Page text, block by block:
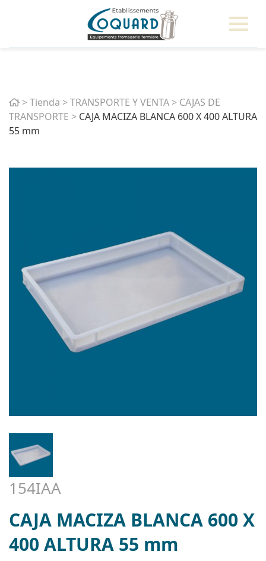
Home
>Tienda >TRANSPORTE Y VENTA > CAJAS DE
TRANSPORTE > CAJA MACIZA BLANCA 600 X 400 ALTURA
55 mm
154IAA
CAJA MACIZA BLANCA 600 X
400 ALTURA 55 mm